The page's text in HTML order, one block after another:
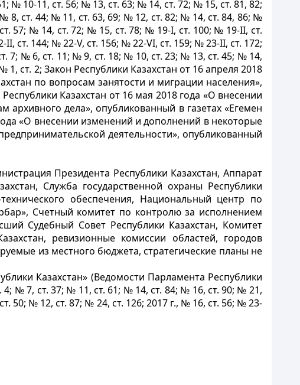
№ 10-11, ст. 56; № 13, ст. 63; № 14, ст. 72; № 15, ст. 81, 82;
8, ст. 44; № 11, ст. 63, 69; № 12, ст. 82; № 14, ст. 84, 86; №
57; № 14, ст. 72; № 15, ст. 78; № 19-І, ст. 100; № 19-II, ст.
ст. 144; № 22-V, ст. 156; № 22-VI, ст. 159; № 23-II, ст. 172;
7; № 6, ст. 11; № 9, ст. 18; № 10, ст. 23; № 13, ст. 45; № 14,
1, ст. 2; Закон Республики Казахстан от 16 апреля 2018
по вопросам занятости и миграции населения»,
Казахстан от 16 мая 2018 года «О внесении
дела», опубликованный в газетах «Егемен
«О внесении изменений и дополнений в некоторые
деятельности», опубликованный
Президента Республики Казахстан, Аппарат
Служба государственной охраны Республики
обеспечения, Национальный центр по
Счетный комитет по контролю за исполнением
Судебный Совет Республики Казахстан, Комитет
ревизионные комиссии областей, городов
из местного бюджета, стратегические планы не
Казахстан» (Ведомости Парламента Республики
4; № 7, ст. 37; № 11, ст. 61; № 14, ст. 84; № 16, ст. 90; № 21,
50; № 12, ст. 87; № 24, ст. 126; 2017 г., № 16, cт. 56; № 23-